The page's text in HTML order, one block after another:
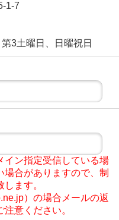
1-7
3土曜日、日曜祝日
ン指定受信している場
合がありますので、制
ます。
）の場合メールの返
意ください。